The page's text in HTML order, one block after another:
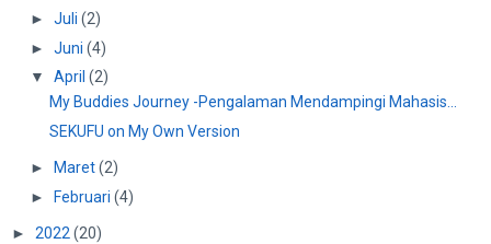
► Juli (2)
► Juni (4)
▼ April (2)
My Buddies Journey -Pengalaman Mendampingi Mahasis...
SEKUFU on My Own Version
► Maret(2)
►
Februari (4)
► 2022(20)